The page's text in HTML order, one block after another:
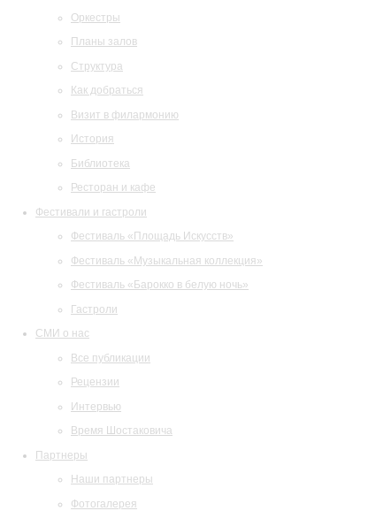
Оркестры
Планы залов
Структура
Как добраться
Визит в филармонию
История
Библиотека
Ресторан и кафе
Фестивали и гастроли
Фестиваль «Площадь Искусств»
Фестиваль «Музыкальная коллекция»
Фестиваль «Барокко в белую ночь»
Гастроли
СМИ о нас
Все публикации
Рецензии
Интервью
Время Шостаковича
Партнеры
Наши партнеры
Фотогалерея